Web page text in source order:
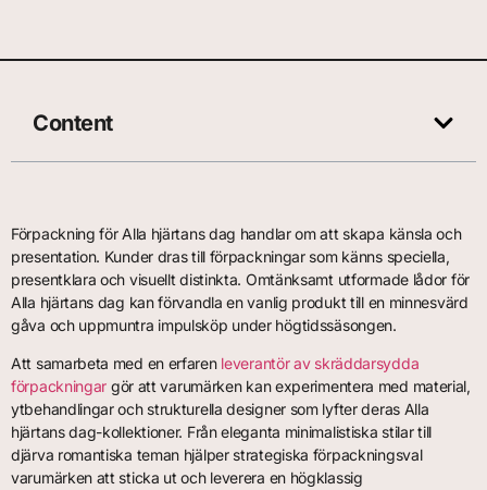
Content
Förpackning för Alla hjärtans dag handlar om att skapa känsla och
presentation. Kunder dras till förpackningar som känns speciella,
presentklara och visuellt distinkta. Omtänksamt utformade lådor för
Alla hjärtans dag kan förvandla en vanlig produkt till en minnesvärd
gåva och uppmuntra impulsköp under högtidssäsongen.
Att samarbeta med en erfaren leverantör av skräddarsydda
förpackningar gör att varumärken kan experimentera med material,
ytbehandlingar och strukturella designer som lyfter deras Alla
hjärtans dag-kollektioner. Från eleganta minimalistiska stilar till
djärva romantiska teman hjälper strategiska förpackningsval
varumärken att sticka ut och leverera en högklassig